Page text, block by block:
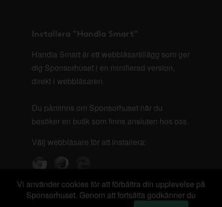
Installera "Handla Smart"
Handla Smart är ett webbläsartillägg som ger
dig Sponsorhuset i en minifierad version,
direkt i webbläsaren.
Du påminns om Sponsorhuset när du
besöker en butik som finns ansluten hos oss.
Välj webbläsare för att installera:
Vi använder cookies för att förbättra din upplevelse på
Sponsorhuset. Genom att fortsätta godkänner du